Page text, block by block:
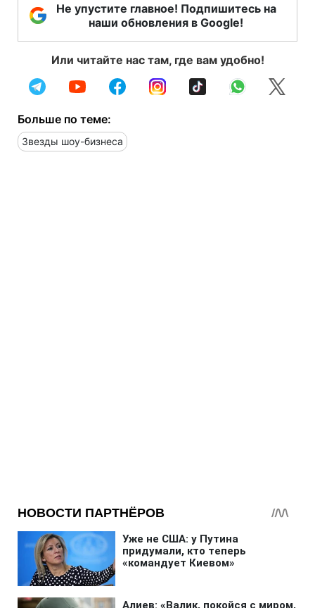
Не упустите главное! Подпишитесь на
наши обновления в Google!
Или читайте нас там, где вам удобно!
Больше по теме:
Звезды шоу-бизнеса